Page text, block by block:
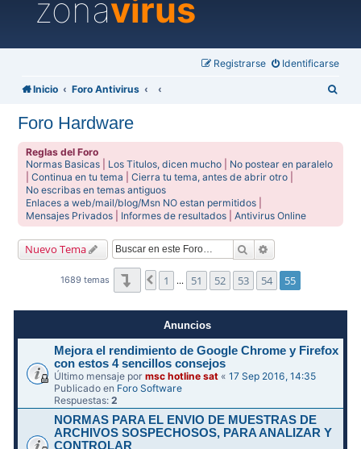
zonavirus
Identificarse
Registrarse
Inicio Foro Antivirus
Foro Hardware
Reglas del Foro
Normas Basicas
Los Titulos, dicen mucho
No postear en paralelo
|Continua en tu tema |Cierra tu tema, antes de abrir otro
No escribas en temas antiguos
Enlaces a web/mail/blog/Msn NO estan permitidos
Mensajes Privados
Informes de resultados |Antivirus Online
Nuevo Tema Buscar
1689 temas Página55 de55
Anterior
1 … 51 52 53 54 55
Anuncios
Mejora el rendimiento de Google Chrome y Firefox
con estos 4 sencillos consejos
Último mensaje pormsc hotline sat «17 Sep 2016, 14:35
Publicado en Foro Software
Respuestas:2
NORMAS PARA EL ENVIO DE MUESTRAS DE
ARCHIVOS SOSPECHOSOS, PARA ANALIZAR Y
CONTROLAR